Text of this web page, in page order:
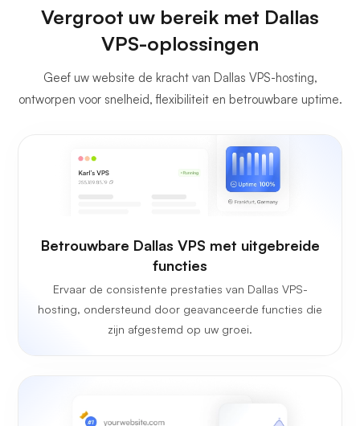
Vergroot uw bereik met Dallas
VPS-oplossingen
Geef uw website de kracht van Dallas VPS-hosting,
ontworpen voor snelheid, flexibiliteit en betrouwbare uptime.
Betrouwbare Dallas VPS met uitgebreide
functies
Ervaar de consistente prestaties van Dallas VPS-
hosting, ondersteund door geavanceerde functies die
zijn afgestemd op uw groei.